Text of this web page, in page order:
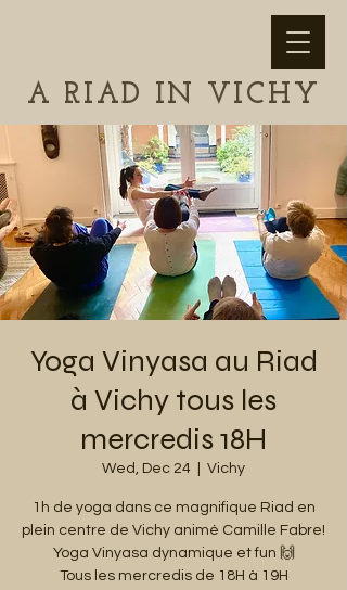
A RIAD IN VICHY
Yoga Vinyasa au Riad
à Vichy tous les
mercredis 18H
Wed, Dec 24 Vichy
1h de yoga dans ce magnifique Riad en
plein centre de Vichy animé Camille Fabre!
Yoga Vinyasa dynamique et fun 🙌
Tous les mercredis de 18H à 19H